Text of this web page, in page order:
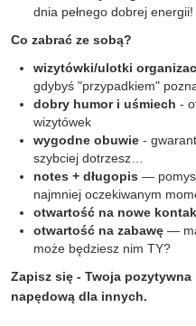
dnia pełnego dobrej energii!
Co zabrać ze sobą?
wizytówki/ulotki
gdybyś "przypadkiem"
dobry humor i uśmiech -
wizytówek
wygodne obuwie -
szybciej dotrzesz…
notes + długopis —
najmniej oczekiwanym
otwartość na nowe
otwartość na zabawę —
może będziesz nim TY?
Zapisz się - Twoja pozytywna
napędową dla innych.